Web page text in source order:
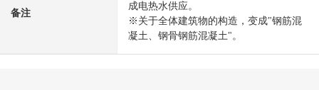
备注
成电热水供应。
※关于全体建筑物的构造，变成"钢筋混
凝土、钢骨钢筋混凝土"。